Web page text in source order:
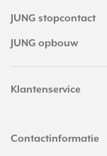
JUNG stopcontact
JUNG opbouw
Klantenservice
Contactinformatie